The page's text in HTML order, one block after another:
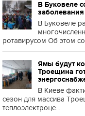
В Буковеле
заболевания
В Буковеле
ротавирусом Об этом
Ямы будут
Троещина
В Киеве
сезон для массива
теплоэлектроце...